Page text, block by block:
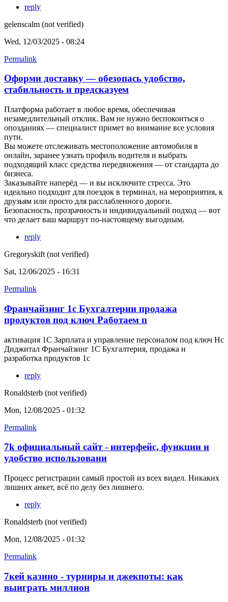
reply
gelenscalm (not verified)
Wed, 12/03/2025 - 08:24
Permalink
Оформи доставку — обезопась удобство,
стабильность и предсказуем
Платформа работает в любое время, обеспечивая
незамедлительный отклик. Вам не нужно беспокоиться о
опозданиях — специалист примет во внимание все условия
пути.
Вы можете отслеживать местоположение автомобиля в
онлайн, заранее узнать профиль водителя и выбрать
подходящий класс средства передвижения — от стандарта до
бизнеса.
Заказывайте наперёд — и вы исключите стресса. Это
идеально подходит для поездок в терминал, на мероприятия, к
друзьям или просто для расслабленного дороги.
Безопасность, прозрачность и индивидуальный подход — вот
что делает ваш маршрут по-настоящему выгодным.
reply
Gregoryskift (not verified)
Sat, 12/06/2025 - 16:31
Permalink
Франчайзинг 1с Бухгалтерии продажа
продуктов под ключ Работаем п
активация 1С Зарплата и управление персоналом под ключ Нс
Диджитал Франчайзинг 1С Бухгалтерия, продажа и
разработка продуктов 1с
reply
Ronaldsterb (not verified)
Mon, 12/08/2025 - 01:32
Permalink
7k официальный сайт - интерфейс, функции и
удобство использовани
Процесс регистрации самый простой из всех видел. Никаких
лишних анкет, всё по делу без лишнего.
reply
Ronaldsterb (not verified)
Mon, 12/08/2025 - 01:32
Permalink
7кей казино - турниры и джекпоты: как
выиграть миллион